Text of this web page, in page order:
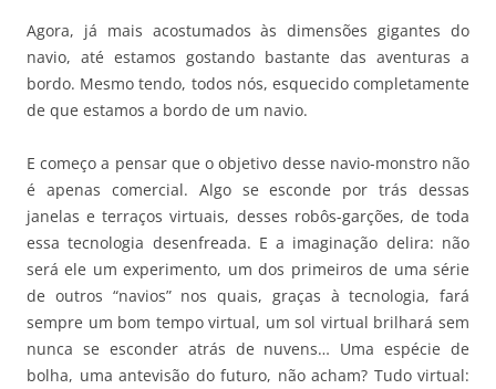
Agora, já mais acostumados às dimensões gigantes do
navio, até estamos gostando bastante das aventuras a
bordo. Mesmo tendo, todos nós, esquecido completamente
de que estamos a bordo de um navio.
E começo a pensar que o objetivo desse navio-monstro não
é apenas comercial. Algo se esconde por trás dessas
janelas e terraços virtuais, desses robôs-garções, de toda
essa tecnologia desenfreada. E a imaginação delira: não
será ele um experimento, um dos primeiros de uma série
de outros “navios” nos quais, graças à tecnologia, fará
sempre um bom tempo virtual, um sol virtual brilhará sem
nunca se esconder atrás de nuvens… Uma espécie de
bolha, uma antevisão do futuro, não acham? Tudo virtual: